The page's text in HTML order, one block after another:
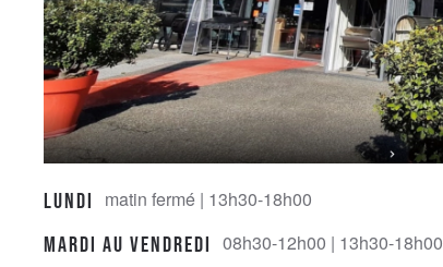
Lundi matin fermé | 13h30-18h00
Mardi au Vendredi 08h30-12h00 | 13h30-18h00